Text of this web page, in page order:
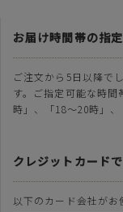
お届け時間帯の指
ご注文から5日以降で
す。ご指定可能な時
時」、「18～20時」、
クレジットカード
以下のカード会社がお